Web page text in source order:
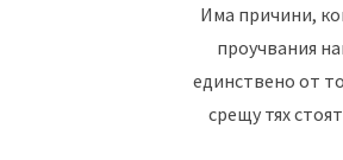
Има причини,
проучвания
единствено от
срещу тях